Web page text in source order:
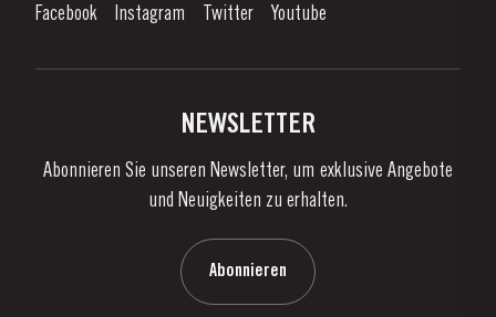
Links
Portweingenuss
Nachrichten
Facebook Instagram Twitter Youtube
NEWSLETTER
Abonnieren Sie unseren Newsletter, um exklusive Angebote
und Neuigkeiten zu erhalten.
Abonnieren